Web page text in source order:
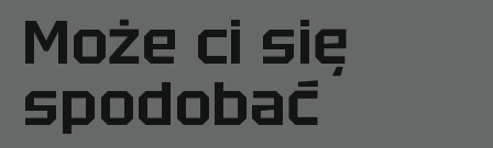
Może ci się
spodobać